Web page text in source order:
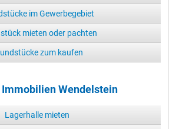
im Gewerbegebiet
mieten oder pachten
zum kaufen
Immobilien Wendelstein
Lagerhalle mieten